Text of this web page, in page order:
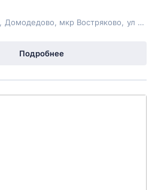
Домодедово , мкр Востряково, ул Сосновая
Подробнее